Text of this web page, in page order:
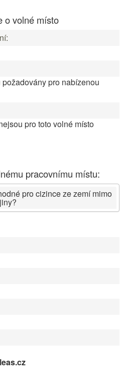
o volné místo
pro nabízenou
pro toto volné místo
pracovnímu místu:
pro cizince ze zemí mimo